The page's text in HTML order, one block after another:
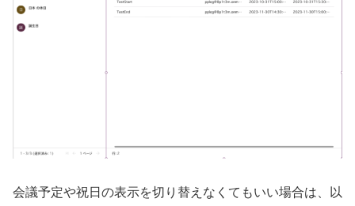
会議予定や祝日の表示を切り替えなくてもいい場合は、以